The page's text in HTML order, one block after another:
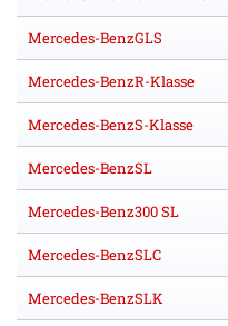
Mercedes-BenzGLS
Mercedes-BenzR-Klasse
Mercedes-BenzS-Klasse
Mercedes-BenzSL
Mercedes-Benz300 SL
Mercedes-BenzSLC
Mercedes-BenzSLK